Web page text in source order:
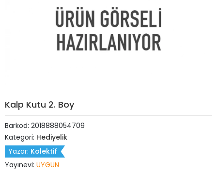
Kalp Kutu 2. Boy
Barkod: 2018888054709
Kategori: Hediyelik
Yazar: Kolektif
Yayınevi: UYGUN